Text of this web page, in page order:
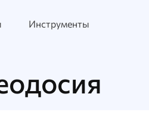
Инструменты